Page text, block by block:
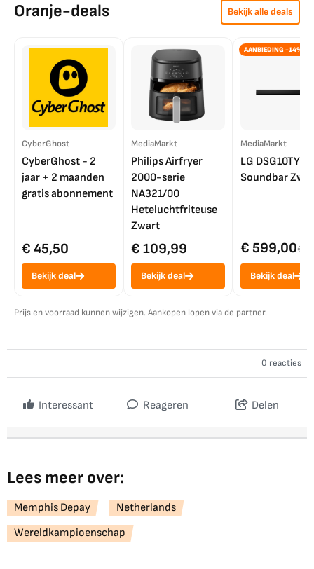
Oranje-deals Bekijk alle deals
CyberGhost
CyberGhost - 2
jaar + 2 maanden
gratis abonnement
€ 45,50
Bekijk deal
MediaMarkt
Philips Airfryer
2000-serie
NA321/00
Heteluchtfriteuse
Zwart
€ 109,99
Bekijk deal
AANBIEDING -14%
MediaMarkt
LG DSG10TY
Soundbar
€ 599,00€
Bekijk deal
Prijs en voorraad kunnen wijzigen. Aankopen lopen via de partner.
0 reacties
Interessant Reageren Delen
Lees meer over:
Memphis Depay
Netherlands
Wereldkampioenschap